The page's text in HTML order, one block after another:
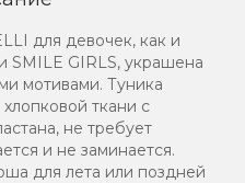
для девочек, как и
SMILE GIRLS, украшена
мотивами. Туника
ткани с
не требует
и не заминается.
для лета или поздней